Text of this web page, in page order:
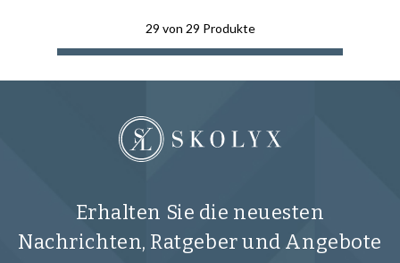
29 von 29 Produkte
Erhalten Sie die neuesten
Nachrichten, Ratgeber und Angebote